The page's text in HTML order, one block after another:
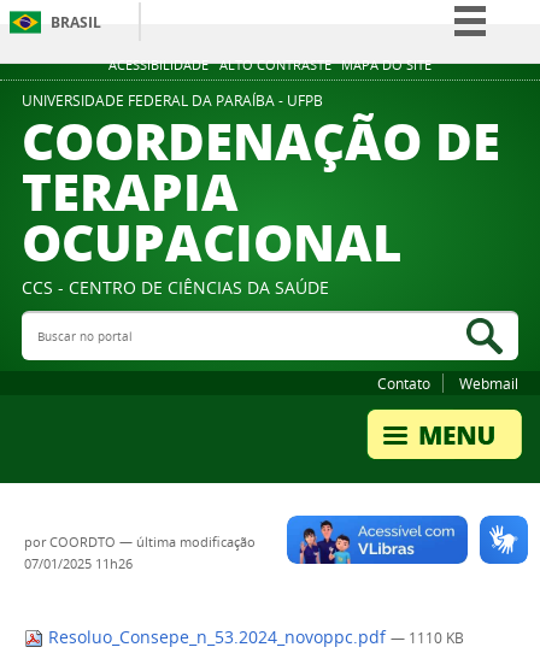
ACESSIBILIDADE ALTO CONTRASTE MAPA DO SITE
BRASIL
Simplifique!
Participe
Acesso à informação
Canais
UNIVERSIDADE FEDERAL DA PARAÍBA - UFPB
COORDENAÇÃO DE
TERAPIA
OCUPACIONAL
CCS - CENTRO DE CIÊNCIAS DA SAÚDE
Buscar no portal
Contato Webmail
porCOORDTO — última modificação
07/01/2025 11h26
Resoluo_Consepe_n_53.2024_novoppc.pdf — 1110 KB